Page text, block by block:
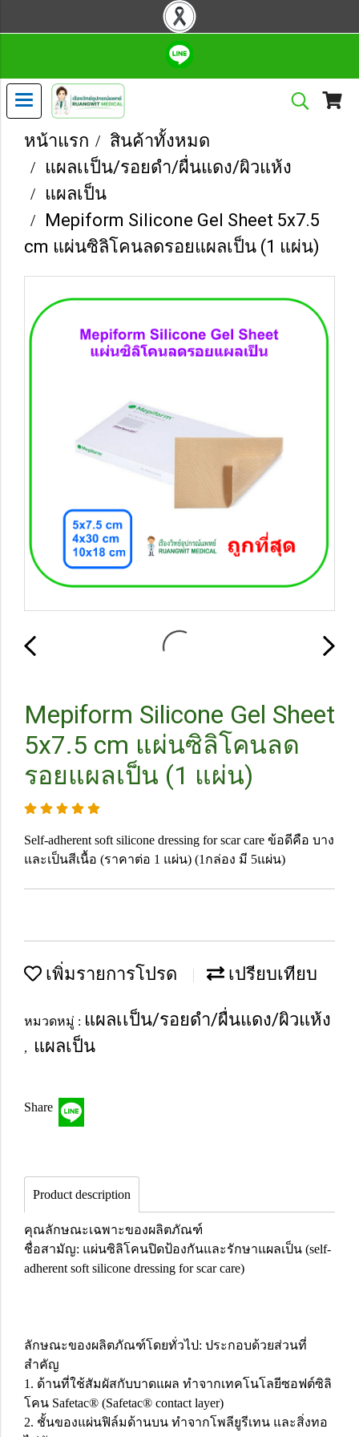
หน้าแรก
สินค้าทั้งหมด
แผลเเป็น/รอยดำ/ผื่นแดง/ผิวแห้ง
แผลเป็น
Mepiform Silicone Gel Sheet 5x7.5
cm แผ่นซิลิโคนลดรอยแผลเป็น (1 แผ่น)
Mepiform Silicone Gel Sheet
5x7.5 cm แผ่นซิลิโคนลด
รอยแผลเป็น (1 แผ่น)
Self-adherent soft silicone dressing for scar care ข้อดีคือ บาง
และเป็นสีเนื้อ (ราคาต่อ 1 แผ่น) (1กล่อง มี 5แผ่น)
เพิ่มรายการโปรด เปรียบเทียบ
หมวดหมู่ : แผลเเป็น/รอยดำ/ผื่นแดง/ผิวแห้ง
, แผลเป็น
Share
Product description
คุณลักษณะเฉพาะของผลิตภัณฑ์
ชื่อสามัญ: แผ่นซิลิโคนปิดป้องกันและรักษาแผลเป็น (self-
adherent soft silicone dressing for scar care)
ลักษณะของผลิตภัณฑ์โดยทั่วไป: ประกอบด้วยส่วนที่
สำคัญ
1. ด้านที่ใช้สัมผัสกับบาดแผล ทำจากเทคโนโลยีซอฟต์ซิลิ
โคน Safetac® (Safetac® contact layer)
2. ชั้นของแผ่นฟิล์มด้านบน ทำจากโพลียูรีเทน และสิ่งทอ